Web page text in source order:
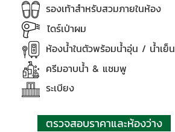
รองเท้าสำหรับสวมภายในห้อง
ไดร์เป่าผม
ห้องน้ำในตัวพร้อมน้ำอุ่น / น้ำเย็น
ครีมอาบน้ำ & แชมพู
ระเบียง
ตรวจสอบราคาและห้องว่าง